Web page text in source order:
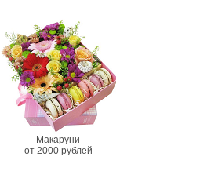
Макаруни
от 2000 рублей